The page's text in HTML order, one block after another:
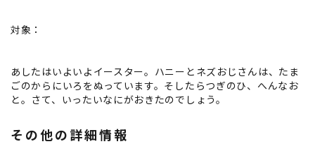
対象：
あしたはいよいよイースター。ハニーとネズおじさんは、たま
ごのからにいろをぬっています。そしたらつぎのひ、へんなお
と。さて、いったいなにがおきたのでしょう。
その他の詳細情報